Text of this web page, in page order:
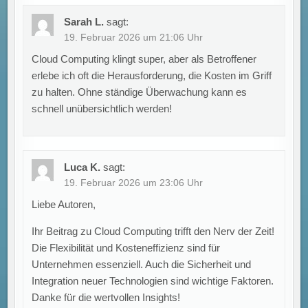
Sarah L. sagt:
19. Februar 2026 um 21:06 Uhr
Cloud Computing klingt super, aber als Betroffener
erlebe ich oft die Herausforderung, die Kosten im Griff
zu halten. Ohne ständige Überwachung kann es
schnell unübersichtlich werden!
Luca K. sagt:
19. Februar 2026 um 23:06 Uhr
Liebe Autoren,
Ihr Beitrag zu Cloud Computing trifft den Nerv der Zeit!
Die Flexibilität und Kosteneffizienz sind für
Unternehmen essenziell. Auch die Sicherheit und
Integration neuer Technologien sind wichtige Faktoren.
Danke für die wertvollen Insights!